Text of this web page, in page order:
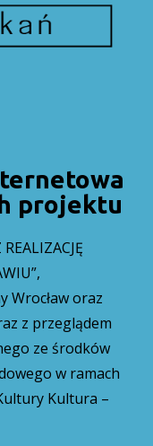
projektu
Wrocław oraz
z przeglądem
ze środków
w ramach
Kultura –